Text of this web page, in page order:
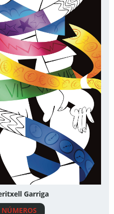
Garriga
NÚMEROS